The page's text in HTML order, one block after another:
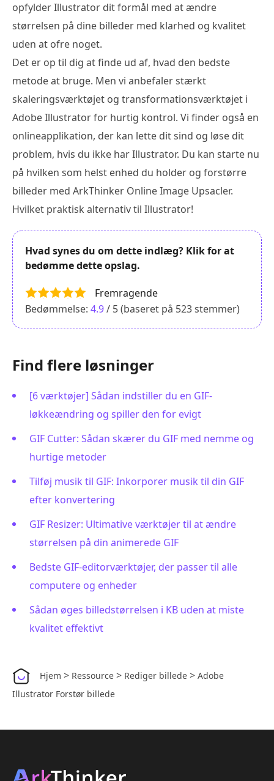
opfylder Illustrator dit formål med at ændre
størrelsen på dine billeder med klarhed og kvalitet
uden at ofre noget.
Det er op til dig at finde ud af, hvad den bedste
metode at bruge. Men vi anbefaler stærkt
skaleringsværktøjet og transformationsværktøjet i
Adobe Illustrator for hurtig kontrol. Vi finder også en
onlineapplikation, der kan lette dit sind og løse dit
problem, hvis du ikke har Illustrator. Du kan starte nu
på hvilken som helst enhed du holder og forstørre
billeder med ArkThinker Online Image Upsacler.
Hvilket praktisk alternativ til Illustrator!
Hvad synes du om dette indlæg? Klik for at
bedømme dette opslag.
Fremragende
Bedømmelse: 4.9/ 5 (baseret på 523stemmer)
Find flere løsninger
[6 værktøjer] Sådan indstiller du en GIF-
løkkeændring og spiller den for evigt
GIF Cutter: Sådan skærer du GIF med nemme og
hurtige metoder
Tilføj musik til GIF: Inkorporer musik til din GIF
efter konvertering
GIF Resizer: Ultimative værktøjer til at ændre
størrelsen på din animerede GIF
Bedste GIF-editorværktøjer, der passer til alle
computere og enheder
Sådan øges billedstørrelsen i KB uden at miste
kvalitet effektivt
Hjem > Ressource > Rediger billede > Adobe
Illustrator Forstør billede